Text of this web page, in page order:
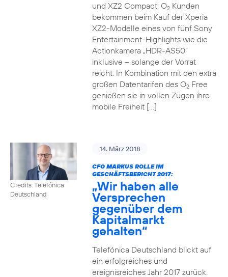
und XZ2 Compact. O2Kunden
bekommen beim Kauf der Xperia
XZ2-Modelle eines von fünf Sony
Entertainment-Highlights wie die
Actionkamera „HDR-AS50“
inklusive – solange der Vorrat
reicht. In Kombination mit den extra
großen Datentarifen des O2Free
genießen sie in vollen Zügen ihre
mobile Freiheit […]
Credits: Telefónica
Deutschland
14. März 2018
CFO MARKUS ROLLE IM
GESCHÄFTSBERICHT 2017:
„Wir haben alle
Versprechen
gegenüber dem
Kapitalmarkt
gehalten“
Telefónica Deutschland blickt auf
ein erfolgreiches und
ereignisreiches Jahr 2017 zurück.